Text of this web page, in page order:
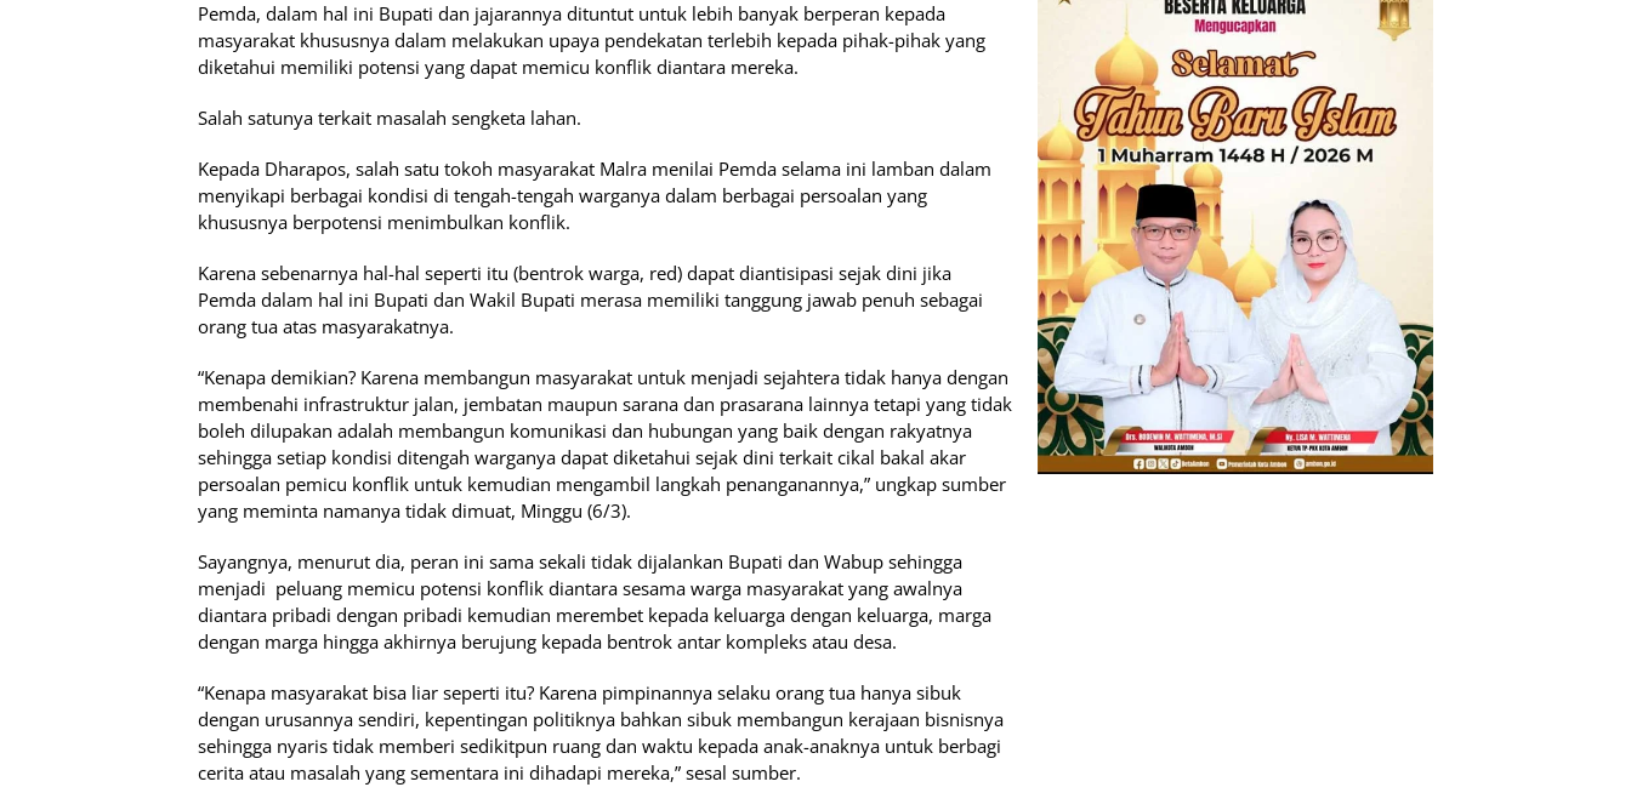
Pemda, dalam hal ini Bupati dan jajarannya dituntut untuk lebih banyak berperan kepada
masyarakat khususnya dalam melakukan upaya pendekatan terlebih kepada pihak-pihak yang
diketahui memiliki potensi yang dapat memicu konflik diantara mereka.
Salah satunya terkait masalah sengketa lahan.
Kepada Dharapos, salah satu tokoh masyarakat Malra menilai Pemda selama ini lamban dalam
menyikapi berbagai kondisi di tengah-tengah warganya dalam berbagai persoalan yang
khususnya berpotensi menimbulkan konflik.
Karena sebenarnya hal-hal seperti itu (bentrok warga, red) dapat diantisipasi sejak dini jika
Pemda dalam hal ini Bupati dan Wakil Bupati merasa memiliki tanggung jawab penuh sebagai
orang tua atas masyarakatnya.
“Kenapa demikian? Karena membangun masyarakat untuk menjadi sejahtera tidak hanya dengan
membenahi infrastruktur jalan, jembatan maupun sarana dan prasarana lainnya tetapi yang tidak
boleh dilupakan adalah membangun komunikasi dan hubungan yang baik dengan rakyatnya
sehingga setiap kondisi ditengah warganya dapat diketahui sejak dini terkait cikal bakal akar
persoalan pemicu konflik untuk kemudian mengambil langkah penanganannya,” ungkap sumber
yang meminta namanya tidak dimuat, Minggu (6/3).
Sayangnya, menurut dia, peran ini sama sekali tidak dijalankan Bupati dan Wabup sehingga
menjadi peluang memicu potensi konflik diantara sesama warga masyarakat yang awalnya
diantara pribadi dengan pribadi kemudian merembet kepada keluarga dengan keluarga, marga
dengan marga hingga akhirnya berujung kepada bentrok antar kompleks atau desa.
“Kenapa masyarakat bisa liar seperti itu? Karena pimpinannya selaku orang tua hanya sibuk
dengan urusannya sendiri, kepentingan politiknya bahkan sibuk membangun kerajaan bisnisnya
sehingga nyaris tidak memberi sedikitpun ruang dan waktu kepada anak-anaknya untuk berbagi
cerita atau masalah yang sementara ini dihadapi mereka,” sesal sumber.